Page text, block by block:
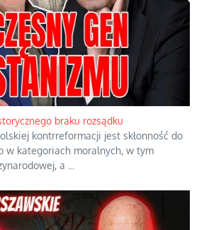
braku rozsądku
kontrreformacji jest skłonność do
w kategoriach moralnych, w tym
a